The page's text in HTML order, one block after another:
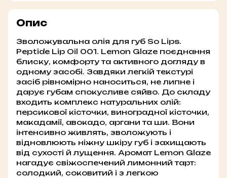
Опис
Зволожувальна олія для губ So Lips.
Peptide Lip Oil 001. Lemon Glaze поєднання
блиску, комфорту та активного догляду в
одному засобі. Завдяки легкій текстурі
засіб рівномірно наноситься, не липне і
дарує губам спокусливе сяйво. До складу
входить комплекс натуральних олій:
персикової кісточки, виноградної кісточки,
макадамії, авокадо, аргани та ши. Вони
інтенсивно живлять, зволожують і
відновлюють ніжну шкіру губ і захищають
від сухості й лущення. Аромат Lemon Glaze
нагадує свіжоспечений лимонний тарт:
солодкий, соковитий і з легкою